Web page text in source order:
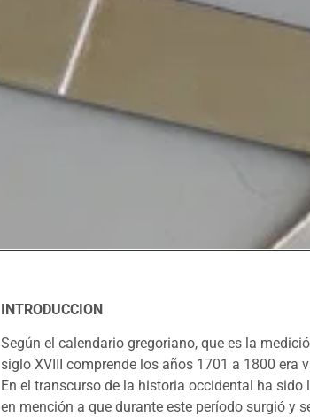
INTRODUCCION
Según el calendario gregoriano, que es la
siglo XVIII comprende los años 1701 a 1800 era
En el transcurso de la historia occidental ha sido
en mención a que durante este período surgió y